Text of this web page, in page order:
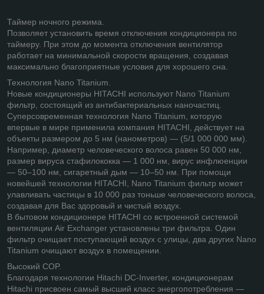
Таймер ночного режима.
Позволяет установить время отключения кондиционера по
таймеру. При этом до момента отключения вентилятор
работает на минимальной скорости вращения, создавая
максимально благоприятные условия для хорошего сна.
Технология Nano Titanium.
Новые кондиционеры HITACHI используют Nano Titanium
фильтр, состоящий из антибактериальных наночастиц.
Суперсовременная технология Nano Titanium, которую
впервые в мире применила компания HITACHI, действует на
объекты размером до 5 нм (нанометров) — (5/1 000 000 мм).
Например, диаметр человеческого волоса равен 50 000 нм,
размер вируса стафилококка — 1 000 нм, вирус инфлюенции
— 50–100 нм, сигаретный дым — 10–50 нм. При помощи
новейшей технологии HITACHI, Nano Titanium фильтр может
улавливать частицы в 10 000 раз тоньше человеческого волоса,
создавая для Вас здоровый и чистый воздух.
В бытовом кондиционере HITACHI со встроенной системой
вентиляции Air Exchanger установлены три фильтра. Один
фильтр очищает поступающий воздух с улицы, два других Nano
Titanium очищают воздух в помещении.
Высокий COP.
Благодаря технологии Hitachi DC-Inverter, кондиционерам
Hitachi присвоен самый высший класс энергопотребления —